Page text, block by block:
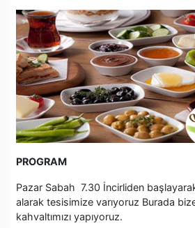
PROGRAM
Pazar Sabah 7.30 İncirliden başlayarak
alarak tesisimize varıyoruz Burada
kahvaltımızı yapıyoruz.